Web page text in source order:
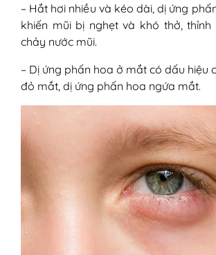
– Hắt hơi nhiều và kéo dài, dị ứng
khiến mũi bị nghẹt và khó thở,
chảy nước mũi.
– Dị ứng phấn hoa ở mắt có dấu hiệu
đỏ mắt, dị ứng phấn hoa ngứa mắt.